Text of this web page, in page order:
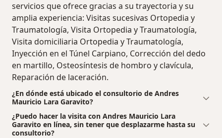
servicios que ofrece gracias a su trayectoria y su
amplia experiencia: Visitas sucesivas Ortopedia y
Traumatología, Visita Ortopedia y Traumatología,
Visita domiciliaria Ortopedia y Traumatología,
Inyección en el Túnel Carpiano, Corrección del dedo
en martillo, Osteosíntesis de hombro y clavícula,
Reparación de laceración.
¿En dónde está ubicado el consultorio de Andres
Mauricio Lara Garavito?
¿Puedo hacer la visita con Andres Mauricio Lara
Garavito en línea, sin tener que desplazarme hasta su
consultorio?